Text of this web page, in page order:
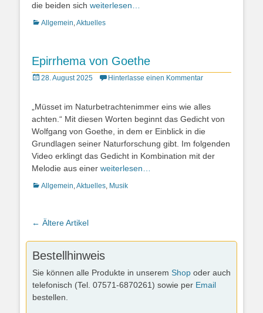
die beiden sich weiterlesen…
Kategorien
Allgemein,Aktuelles
Epirrhema von Goethe
Posted
28. August 2025 Hinterlasse einen Kommentar
„Müsset im Naturbetrachtenimmer eins wie alles
achten.“ Mit diesen Worten beginnt das Gedicht von
Wolfgang von Goethe, in dem er Einblick in die
Grundlagen seiner Naturforschung gibt. Im folgenden
Video erklingt das Gedicht in Kombination mit der
Melodie aus einer weiterlesen…
Kategorien
Allgemein,Aktuelles, Musik
Artikel-
← Ältere Artikel
Bestellhinweis
Sie können alle Produkte in unserem Shop oder auch
telefonisch (Tel. 07571-6870261) sowie per Email
bestellen.